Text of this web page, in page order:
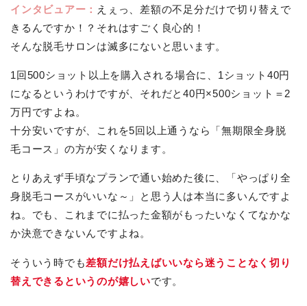
インタビュアー： えぇっ、差額の不足分だけで切り替えで
きるんですか！？それはすごく良心的！
そんな脱毛サロンは滅多にないと思います。
1回500ショット以上を購入される場合に、1ショット40円
になるというわけですが、それだと40円×500ショット＝2
万円ですよね。
十分安いですが、これを5回以上通うなら「無期限全身脱
毛コース」の方が安くなります。
とりあえず手頃なプランで通い始めた後に、「やっぱり全
身脱毛コースがいいな～」と思う人は本当に多いんですよ
ね。でも、これまでに払った金額がもったいなくてなかな
か決意できないんですよね。
そういう時でも差額だけ払えばいいなら迷うことなく切り
替えできるというのが嬉しいです。